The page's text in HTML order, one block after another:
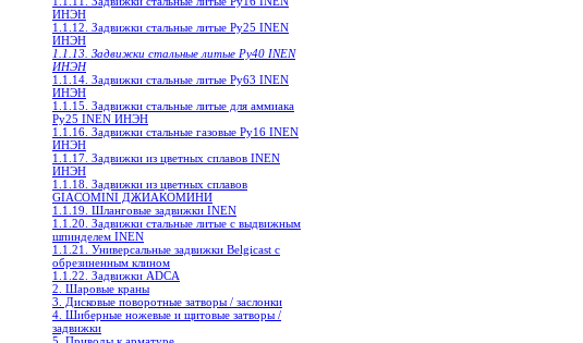
ИНЭН
1.1.12. Задвижки стальные литые Ру25 INEN
ИНЭН
1.1.13. Задвижки стальные литые Ру40 INEN
ИНЭН
1.1.14. Задвижки стальные литые Ру63 INEN
ИНЭН
1.1.15. Задвижки стальные литые для аммиака
Ру25 INEN ИНЭН
1.1.16. Задвижки стальные газовые Ру16 INEN
ИНЭН
1.1.17. Задвижки из цветных сплавов INEN
ИНЭН
1.1.18. Задвижки из цветных сплавов
GIACOMINI ДЖИАКОМИНИ
1.1.19. Шланговые задвижки INEN
1.1.20. Задвижки стальные литые с выдвижным
шпинделем INEN
1.1.21. Универсальные задвижки Belgicast с
обрезиненным клином
1.1.22. Задвижки ADCA
2. Шаровые краны
3. Дисковые поворотные затворы / заслонки
4. Шиберные ножевые и щитовые затворы /
задвижки